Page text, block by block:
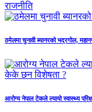
राजनीति
ठमेलमा चुनावी ब्यानरको भद्रगोल,
आरोग्य नेपाल टेकले ल्यायो स्वास्थ्य